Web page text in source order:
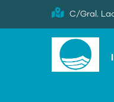
to
C/Gral.